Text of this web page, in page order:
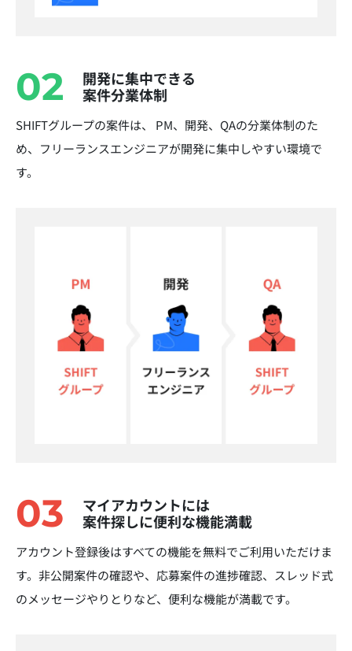
02
開発に集中できる
案件分業体制
SHIFTグループの案件は、 PM、開発、QAの分業体制のた
め、フリーランスエンジニアが開発に集中しやすい環境で
す。
03
マイアカウントには
案件探しに便利な機能満載
アカウント登録後はすべての機能を無料でご利用いただけま
す。非公開案件の確認や、応募案件の進捗確認、スレッド式
のメッセージやりとりなど、便利な機能が満載です。